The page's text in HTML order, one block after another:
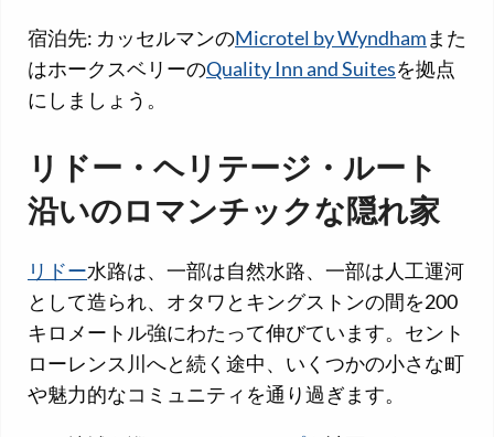
宿泊先: カッセルマンのMicrotel by Wyndham また
はホークスベリーのQuality Inn and Suitesを拠点
にしましょう。
リドー・ヘリテージ・ルート
沿いのロマンチックな隠れ家
リドー水路は、一部は自然水路、一部は人工運河
として造られ、オタワとキングストンの間を200
キロメートル強にわたって伸びています。セント
ローレンス川へと続く途中、いくつかの小さな町
や魅力的なコミュニティを通り過ぎます。